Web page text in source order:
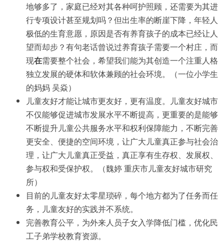
地够多了，家庭已经对其各种呵护照顾，还需要为其进
行专项设计甚至规划吗？但出生率的断崖下降，年轻人
极低的生育意愿，原因是否有养育孩子的成本已经让人
望而却步？有句老话曾说过养育孩子需要一个村庄，而
现在需要整个社会，希望我们能为其创造一个注重人格
独立发展的硬体和软体兼顾的社会环境。（一位小学生
的妈妈 吴焱）
儿童友好才能让城市更友好，更有温度。儿童友好城市
不仅能够促进城市发展水平不断提高，更重要的是能够
不断提升儿童公共服务水平和权利保障能力，不断完善
更安全、便捷的空间环境，让广大儿童真正参与社会治
理，让广大儿童真正受益，真正享有生存权、发展权、
参与权和受保护权。（魏婷 重庆市儿童友好城市研究
所）
目前的儿童友好太零星琐碎，每个地方都为了任务而任
务，儿童友好的实践并不系统。
完善教育公平，为外来人员子女入学降低门槛，优化民
工子弟学校教育资源。